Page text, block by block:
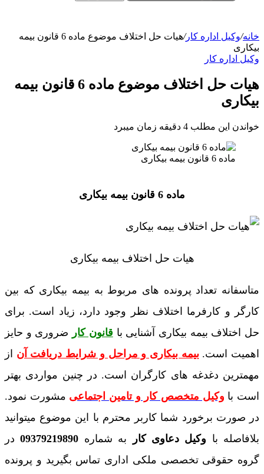
خانه/وکیل اداره کار/
هیات حل اختلاف موضوع ماده 6 قانون بیمه
بیکاری
وکیل اداره کار
هیات حل اختلاف موضوع ماده 6 قانون بیمه
بیکاری
خواندن این مطلب 4 دقیقه زمان میبرد
ماده 6 قانون بیمه بیکاری
ماده 6 قانون بیمه بیکاری
هیات حل اختلاف بیمه بیکاری
متاسفانه تعداد پرونده های مربوط به بیمه بیکاری که بین
کارگر و کارفرما اختلاف نظر وجود دارد،‌ زیاد است. برای
حل اختلاف بیمه بیکاری آشنایی با قانون کار ضروری و حایز
اهمیت است.بیمه بیکاری و مراحل و شرایط دریافت آن از
مهمترین دغدغه های کارگران است. در چنین مواردی بهتر
است با وکیل متخصص کار و تامین اجتماعی مشورت نمود.
در صورت برخورد شما کاربر محترم با این موضوع میتوانید
بلافاصله با وکیل دعاوی کار به شماره 09379219890در
گروه حقوقی تخصصی ملکی اداری تماس بگیرید و پرونده